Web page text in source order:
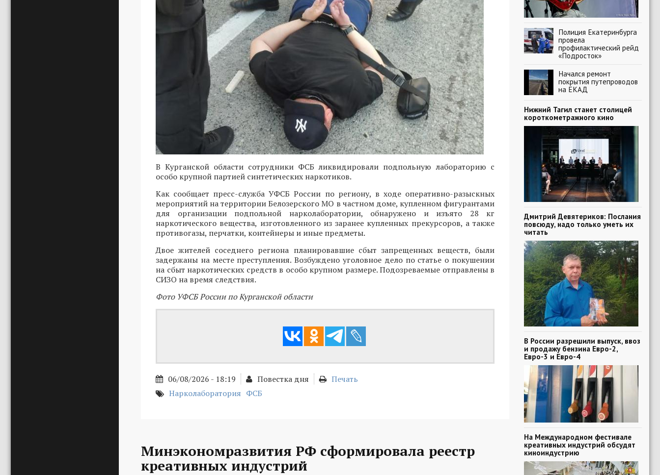
В Курганской области сотрудники ФСБ ликвидировали подпольную лабораторию с
особо крупной партией синтетических наркотиков.
Как сообщает пресс-служба УФСБ России по региону, в ходе оперативно-разыскных
мероприятий на территории Белозерского МО в частном доме, купленном фигурантами
для организации подпольной нарколаборатории, обнаружено и изъято 28 кг
наркотического вещества, изготовленного из заранее купленных прекурсоров, а также
противогазы, перчатки, контейнеры и иные предметы.
Двое жителей соседнего региона планировавшие сбыт запрещенных веществ, были
задержаны на месте преступления. Возбуждено уголовное дело по статье о покушении
на сбыт наркотических средств в особо крупном размере. Подозреваемые отправлены в
СИЗО на время следствия.
Фото УФСБ России по Курганской области
06/08/2026 - 18:19 Повестка дня
Печать
Нарколаборатория ФСБ
Минэкономразвития РФ сформировала реестр
креативных индустрий
Полиция Екатеринбурга
провела
профилактический рейд
«Подросток»
Начался ремонт
покрытия путепроводов
на ЕКАД
Нижний Тагил станет столицей
короткометражного кино
Дмитрий Девятериков: Послания
повсюду, надо только уметь их
читать
В России разрешили выпуск, ввоз
и продажу бензина Евро-2,
Евро-3 и Евро-4
На Международном фестивале
креативных индустрий обсудят
киноиндустрию